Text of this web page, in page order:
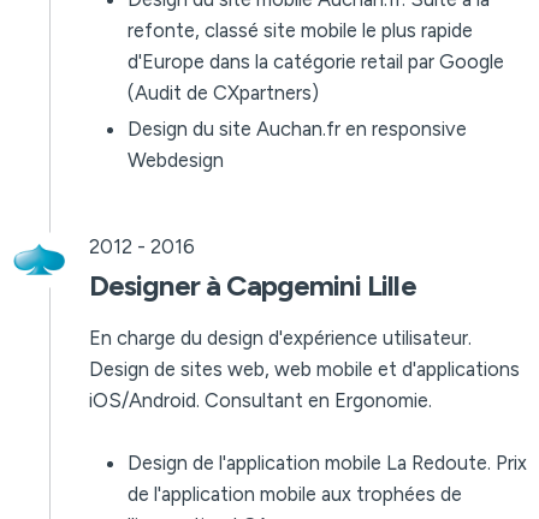
refonte, classé site mobile le plus rapide
d'Europe dans la catégorie retail par Google
(Audit de CXpartners)
Design du site Auchan.fr en responsive
Webdesign
2012 - 2016
Designer à Capgemini Lille
En charge du design d'expérience utilisateur.
Design de sites web, web mobile et d'applications
iOS/Android. Consultant en Ergonomie.
Design de l'application mobile La Redoute. Prix
de l'application mobile aux trophées de